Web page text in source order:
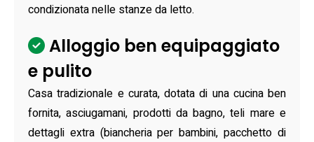
condizionata nelle stanze da letto.
Alloggio ben equipaggiato
e pulito
Casa tradizionale e curata, dotata di una cucina ben
fornita, asciugamani, prodotti da bagno, teli mare e
dettagli extra (biancheria per bambini, pacchetto di